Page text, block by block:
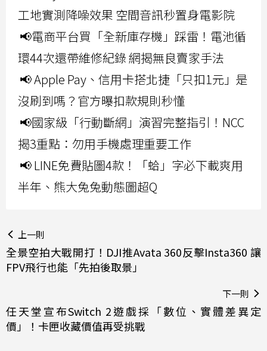
工地實測降噪效果 空間音訊秒置身電影院
📢電商平台買「全新庫存機」踩雷！電池循
環44次還帶維修紀錄 網揭無良賣家手法
📢 Apple Pay、信用卡搭北捷「只扣1元」是
沒刷到嗎？官方曝扣款規則秒懂
📢國家級「行動斷網」演習完整指引！NCC
揭3重點：勿用手機處理重要工作
📢 LINE免費貼圖4款！「蛤」字必下載爽用
半年、熊大兔兔動態圖超Q
上一則
全景空拍大戰開打！DJI推Avata 360反擊Insta360 讓
FPV飛行也能「先拍後取景」
下一則
任天堂宣布Switch 2遊戲採「數位、實體差異定
價」！卡匣收藏價值再受挑戰